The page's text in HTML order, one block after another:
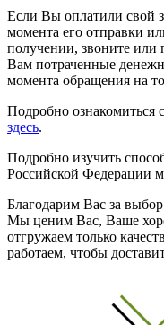
Если Вы оплатили свой
момента его отправки
получении, звоните
Вам потраченные
момента обращения на
Подробно
здесь.
Подробно изучить
Российской Федерации
Благодарим Вас за
Мы ценим Вас, Ваше
отгружаем только
работаем, чтобы